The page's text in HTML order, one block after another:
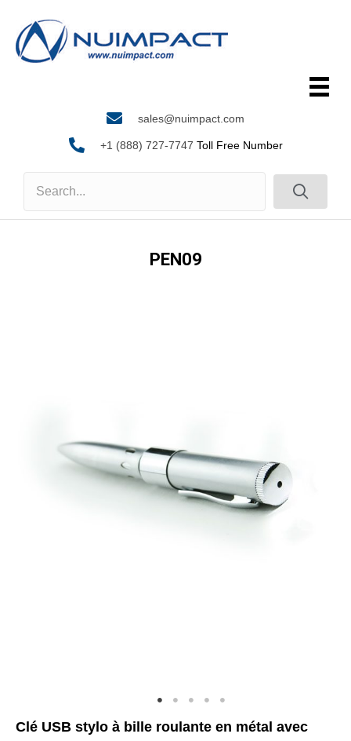
sales@nuimpact.com
+1 (888) 727-7747 Toll Free Number
PEN09
Clé USB stylo à bille roulante en métal avec